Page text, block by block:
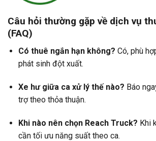
Câu hỏi thường gặp về dịch vụ
(FAQ)
Có thuê ngắn hạn không? Có, phù
phát sinh đột xuất.
Xe hư giữa ca xử lý thế nào? Báo
trợ theo thỏa thuận.
Khi nào nên chọn Reach Truck? Khi
cần tối ưu năng suất theo ca.